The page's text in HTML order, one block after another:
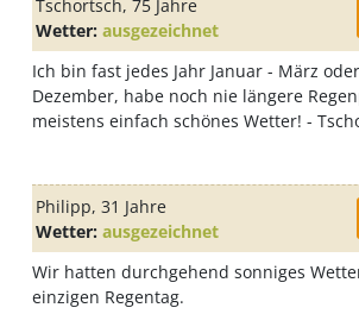
Tschortsch, 75 Jahre
Wetter: ausgezeichnet
Ich bin fast jedes Jahr Januar - März
Dezember, habe noch nie längere
meistens einfach schönes Wetter! -
Philipp, 31 Jahre
Wetter: ausgezeichnet
Wir hatten durchgehend sonniges
einzigen Regentag.